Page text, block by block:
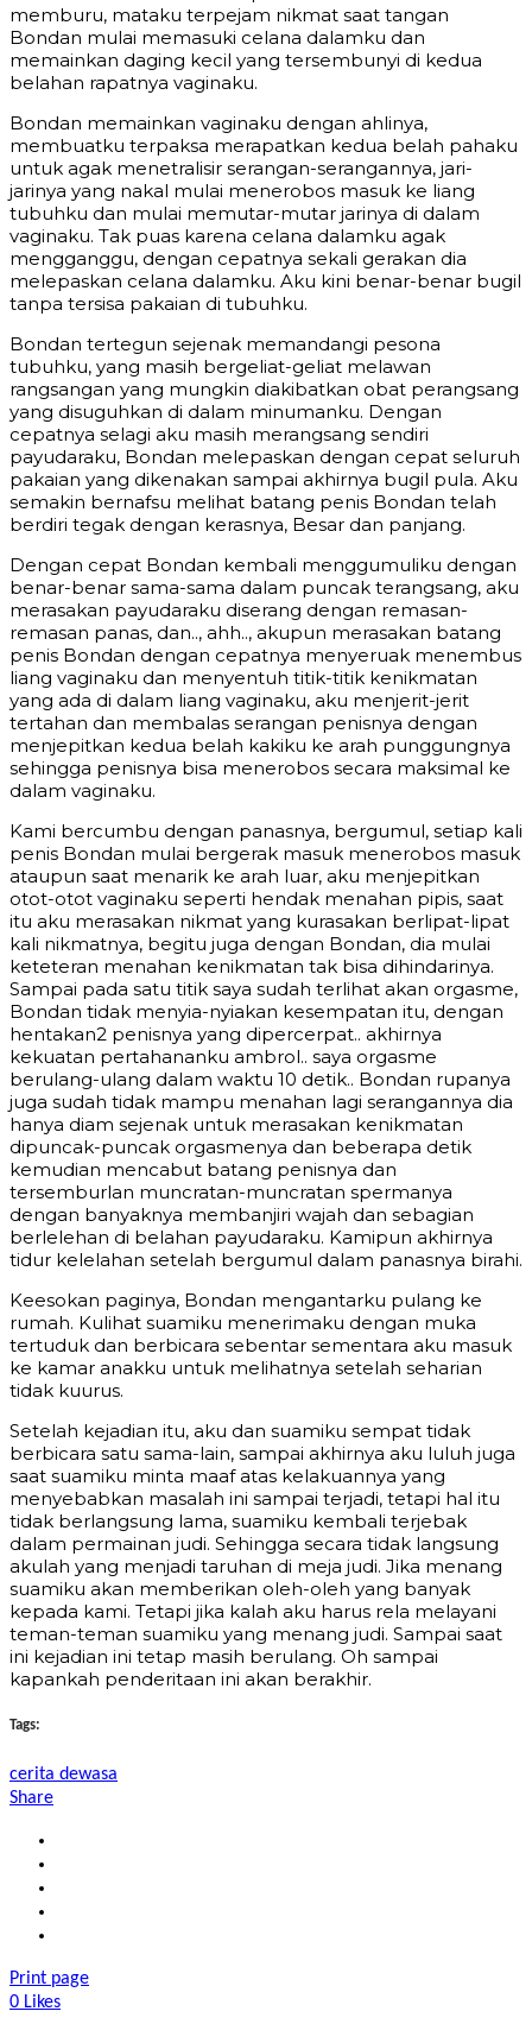
memburu, mataku terpejam nikmat saat tangan
Bondan mulai memasuki celana dalamku dan
memainkan daging kecil yang tersembunyi di kedua
belahan rapatnya vaginaku.
Bondan memainkan vaginaku dengan ahlinya,
membuatku terpaksa merapatkan kedua belah pahaku
untuk agak menetralisir serangan-serangannya, jari-
jarinya yang nakal mulai menerobos masuk ke liang
tubuhku dan mulai memutar-mutar jarinya di dalam
vaginaku. Tak puas karena celana dalamku agak
mengganggu, dengan cepatnya sekali gerakan dia
melepaskan celana dalamku. Aku kini benar-benar bugil
tanpa tersisa pakaian di tubuhku.
Bondan tertegun sejenak memandangi pesona
tubuhku, yang masih bergeliat-geliat melawan
rangsangan yang mungkin diakibatkan obat perangsang
yang disuguhkan di dalam minumanku. Dengan
cepatnya selagi aku masih merangsang sendiri
payudaraku, Bondan melepaskan dengan cepat seluruh
pakaian yang dikenakan sampai akhirnya bugil pula. Aku
semakin bernafsu melihat batang penis Bondan telah
berdiri tegak dengan kerasnya, Besar dan panjang.
Dengan cepat Bondan kembali menggumuliku dengan
benar-benar sama-sama dalam puncak terangsang, aku
merasakan payudaraku diserang dengan remasan-
remasan panas, dan.., ahh.., akupun merasakan batang
penis Bondan dengan cepatnya menyeruak menembus
liang vaginaku dan menyentuh titik-titik kenikmatan
yang ada di dalam liang vaginaku, aku menjerit-jerit
tertahan dan membalas serangan penisnya dengan
menjepitkan kedua belah kakiku ke arah punggungnya
sehingga penisnya bisa menerobos secara maksimal ke
dalam vaginaku.
Kami bercumbu dengan panasnya, bergumul, setiap kali
penis Bondan mulai bergerak masuk menerobos masuk
ataupun saat menarik ke arah luar, aku menjepitkan
otot-otot vaginaku seperti hendak menahan pipis, saat
itu aku merasakan nikmat yang kurasakan berlipat-lipat
kali nikmatnya, begitu juga dengan Bondan, dia mulai
keteteran menahan kenikmatan tak bisa dihindarinya.
Sampai pada satu titik saya sudah terlihat akan orgasme,
Bondan tidak menyia-nyiakan kesempatan itu, dengan
hentakan2 penisnya yang dipercerpat.. akhirnya
kekuatan pertahananku ambrol.. saya orgasme
berulang-ulang dalam waktu 10 detik.. Bondan rupanya
juga sudah tidak mampu menahan lagi serangannya dia
hanya diam sejenak untuk merasakan kenikmatan
dipuncak-puncak orgasmenya dan beberapa detik
kemudian mencabut batang penisnya dan
tersemburlan muncratan-muncratan spermanya
dengan banyaknya membanjiri wajah dan sebagian
berlelehan di belahan payudaraku. Kamipun akhirnya
tidur kelelahan setelah bergumul dalam panasnya birahi.
Keesokan paginya, Bondan mengantarku pulang ke
rumah. Kulihat suamiku menerimaku dengan muka
tertuduk dan berbicara sebentar sementara aku masuk
ke kamar anakku untuk melihatnya setelah seharian
tidak kuurus.
Setelah kejadian itu, aku dan suamiku sempat tidak
berbicara satu sama-lain, sampai akhirnya aku luluh juga
saat suamiku minta maaf atas kelakuannya yang
menyebabkan masalah ini sampai terjadi, tetapi hal itu
tidak berlangsung lama, suamiku kembali terjebak
dalam permainan judi. Sehingga secara tidak langsung
akulah yang menjadi taruhan di meja judi. Jika menang
suamiku akan memberikan oleh-oleh yang banyak
kepada kami. Tetapi jika kalah aku harus rela melayani
teman-teman suamiku yang menang judi. Sampai saat
ini kejadian ini tetap masih berulang. Oh sampai
kapankah penderitaan ini akan berakhir.
Tags:
cerita dewasa
Share
Print page
0 Likes